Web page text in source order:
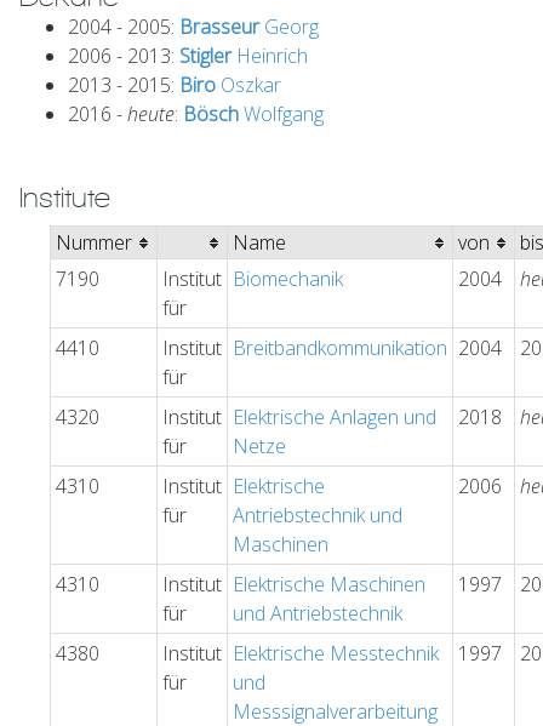
2004 - 2005: BrasseurGeorg
2006 - 2013: StiglerHeinrich
2013 - 2015: Biro Oszkar
2016 -heute: BöschWolfgang
Institute
Nummer Name von
bis
7190
Institut
für
Biomechanik 2004
4410
Institut
für
Breitbandkommunikation 2004
4320
Institut
für
Elektrische Anlagen und
Netze
2018
4310
Institut
für
Elektrische
Antriebstechnik und
Maschinen
2006
4310
Institut
für
Elektrische Maschinen
und Antriebstechnik
1997
4380
Institut
für
Elektrische Messtechnik
und
Messsignalverarbeitung
1997